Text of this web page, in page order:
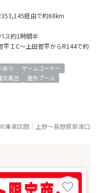
経由で約68km
ス約1時間半
ＩC～上田菅平からR144で約
あり
ゲームコーナー
天風呂
屋外プール
乗車区間： 上野～長野原草津口